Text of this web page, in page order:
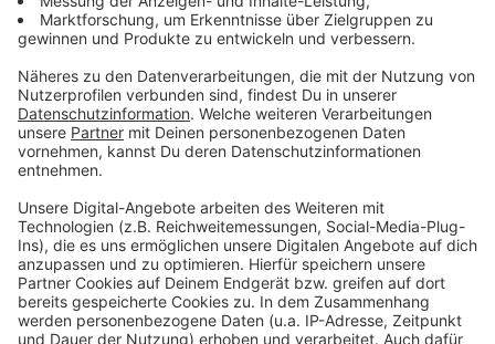
kritisierte vor allem hohe Parkgebühren. Geklagt wurde
außerdem, dass sich E-Scooter-Fahrer und Radler
nicht an die Verkehrsregeln hielten. Radfahrer regten
sich demnach oft über Autofahrer oder nicht
durchgängige Radwege auf. Fußgänger hatten noch
die höchsten Zufriedenheitswerte.